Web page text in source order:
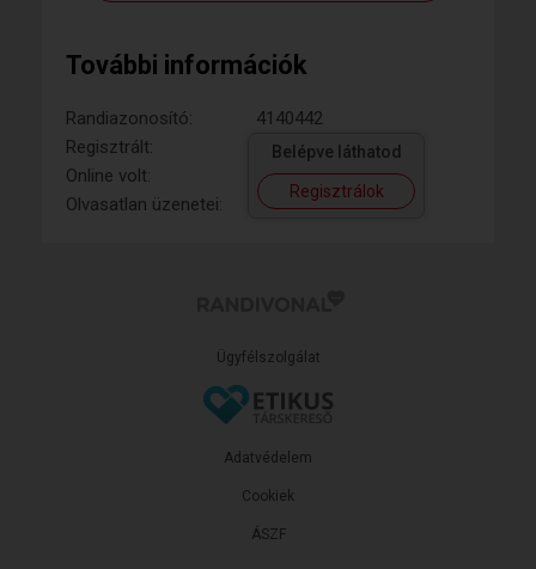
További információk
Randiazonosító:
4140442
Regisztrált:
Online volt:
Olvasatlan üzenetei:
Belépve láthatod
Regisztrálok
Ügyfélszolgálat
ÁSZF
Adatvédelem
Cookiek